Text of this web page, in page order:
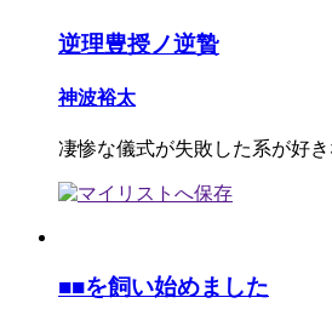
逆理豊授ノ逆贄
神波裕太
凄惨な儀式が失敗した系が好
■■を飼い始めました